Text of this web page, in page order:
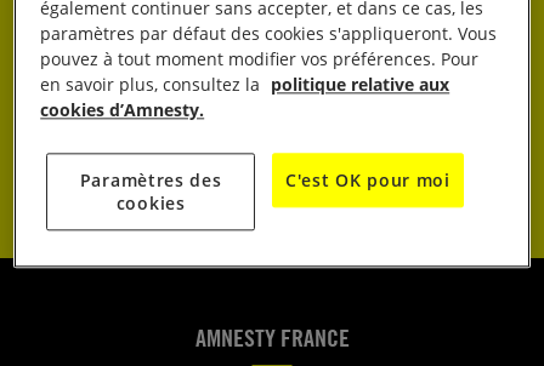
JE DONNE
JE M’ENGAGE
AMNESTY FRANCE
également continuer sans accepter, et dans ce cas, les
paramètres par défaut des cookies s'appliqueront. Vous
pouvez à tout moment modifier vos préférences. Pour
en savoir plus, consultez la politique relative aux
cookies d’Amnesty.
Paramètres des
cookies
C'est OK pour moi